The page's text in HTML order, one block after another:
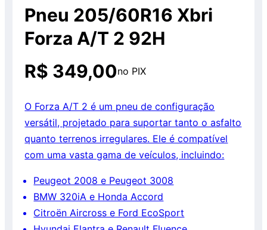
Avaliação
0
de
Pneu 205/60R16 Xbri
Forza A/T 2 92H
R$ 349,00no PIX
O Forza A/T 2 é um pneu de configuração
versátil, projetado para suportar tanto o asfalto
quanto terrenos irregulares. Ele é compatível
com uma vasta gama de veículos, incluindo:
Peugeot 2008 e Peugeot 3008
BMW 320iA e Honda Accord
Citroën Aircross e Ford EcoSport